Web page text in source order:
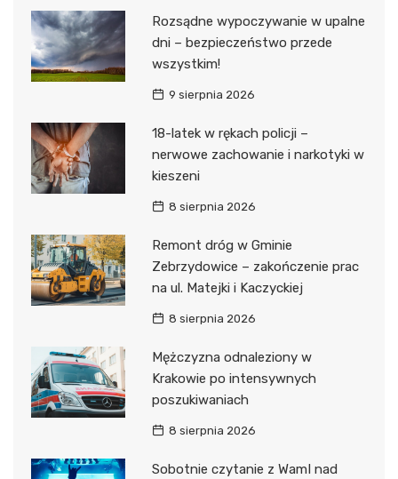
Rozsądne wypoczywanie w upalne
dni – bezpieczeństwo przede
wszystkim!
9 sierpnia 2026
18-latek w rękach policji –
nerwowe zachowanie i narkotyki w
kieszeni
8 sierpnia 2026
Remont dróg w Gminie
Zebrzydowice – zakończenie prac
na ul. Matejki i Kaczyckiej
8 sierpnia 2026
Mężczyzna odnaleziony w
Krakowie po intensywnych
poszukiwaniach
8 sierpnia 2026
Sobotnie czytanie z WamI nad